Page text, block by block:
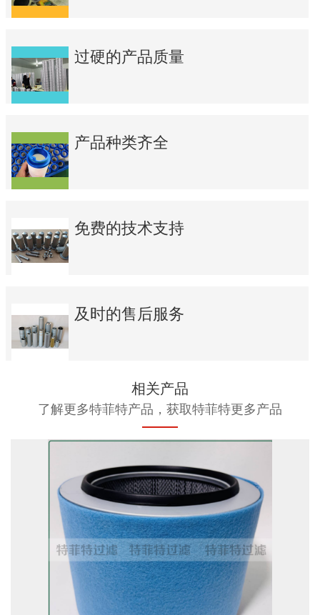
过硬的产品质量
产品种类齐全
免费的技术支持
及时的售后服务
相关产品
了解更多特菲特产品，获取特菲特更多产品